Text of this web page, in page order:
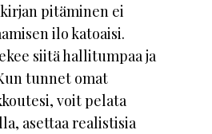
pitäminen ei
ilo katoaisi.
siitä hallitumpaa ja
tunnet omat
voit pelata
asettaa realistisia